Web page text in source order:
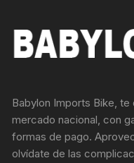
Babylon Imports Bike,
mercado nacional, con
formas de pago.
olvídate de las